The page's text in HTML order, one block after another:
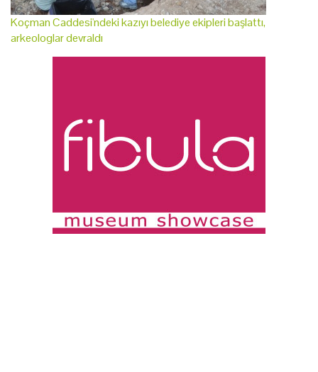
Koçman Caddesi'ndeki kazıyı belediye ekipleri başlattı,
arkeologlar devraldı